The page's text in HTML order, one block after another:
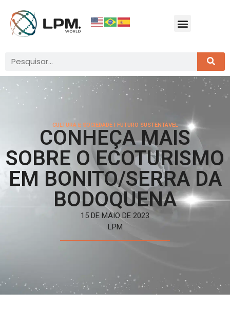
CULTURA E SOCIEDADE| FUTURO SUSTENTÁVEL
CONHEÇA MAIS
SOBRE O ECOTURISMO
EM BONITO/SERRA DA
BODOQUENA
15 DE MAIO DE 2023
LPM